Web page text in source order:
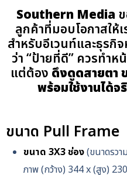
Southern Media
ลูกค้าที่มอบโอกาสให้
สำหรับอีเวนท์และธุรกิจ
ว่า “ป้ายที่ดี” ควรทำห
แต่ต้อง ดึงดูดสายตา
พร้อมใช้งานได้จ
ขนาด Pull Frame
ขนาด 3X3 ช่อง(ขนาดรวาม
ภาพ (กว้าง) 344 x (สูง) 230